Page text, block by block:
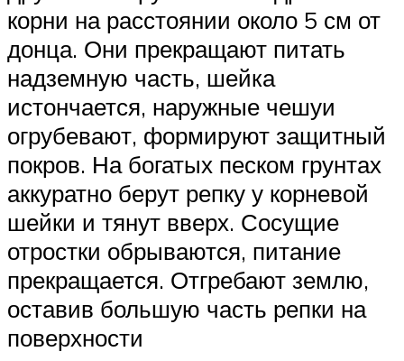
корни на расстоянии около 5 см от
донца. Они прекращают питать
надземную часть, шейка
истончается, наружные чешуи
огрубевают, формируют защитный
покров. На богатых песком грунтах
аккуратно берут репку у корневой
шейки и тянут вверх. Сосущие
отростки обрываются, питание
прекращается. Отгребают землю,
оставив большую часть репки на
поверхности